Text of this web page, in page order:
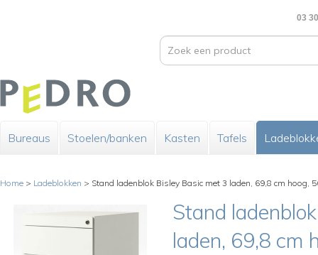
03
Bureaus Stoelen/banken Kasten Tafels
Home > Ladeblokken > Stand ladenblok Bisley Basic met 3 laden, 69,8 cm hoog,
Stand
laden, 69,8 cm